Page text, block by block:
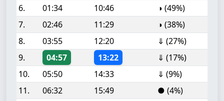
6.
01:34 10:46
◑ (49%)
7.
02:46 11:29
◑ (38%)
8.
03:55 12:20
⇓ (27%)
9.
04:57 13:22
⇓ (17%)
10.
05:50 14:33
⇓ (9%)
11.
06:32 15:49
● (4%)